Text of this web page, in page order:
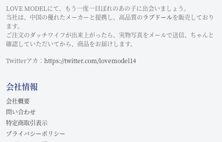
LOVE MODELにて、もう一度一目ぼれのあの子に出会いましょう。
当社は、中国の優れたメーカーと提携し、高品質のラブドールを販売しており
ます。
ご注文のダッチワイフが出来上がったら、実物写真をメールで送信、ちゃんと
確認していただいてから、商品をお届けします。
Twitterアカ： https://twitter.com/lovemodel14
会社情報
会社概要
問い合わせ
特定商取引表示
プライバシーポリシー